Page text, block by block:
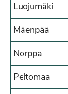
Luojumäki
Mäenpää
Norppa
Peltomaa